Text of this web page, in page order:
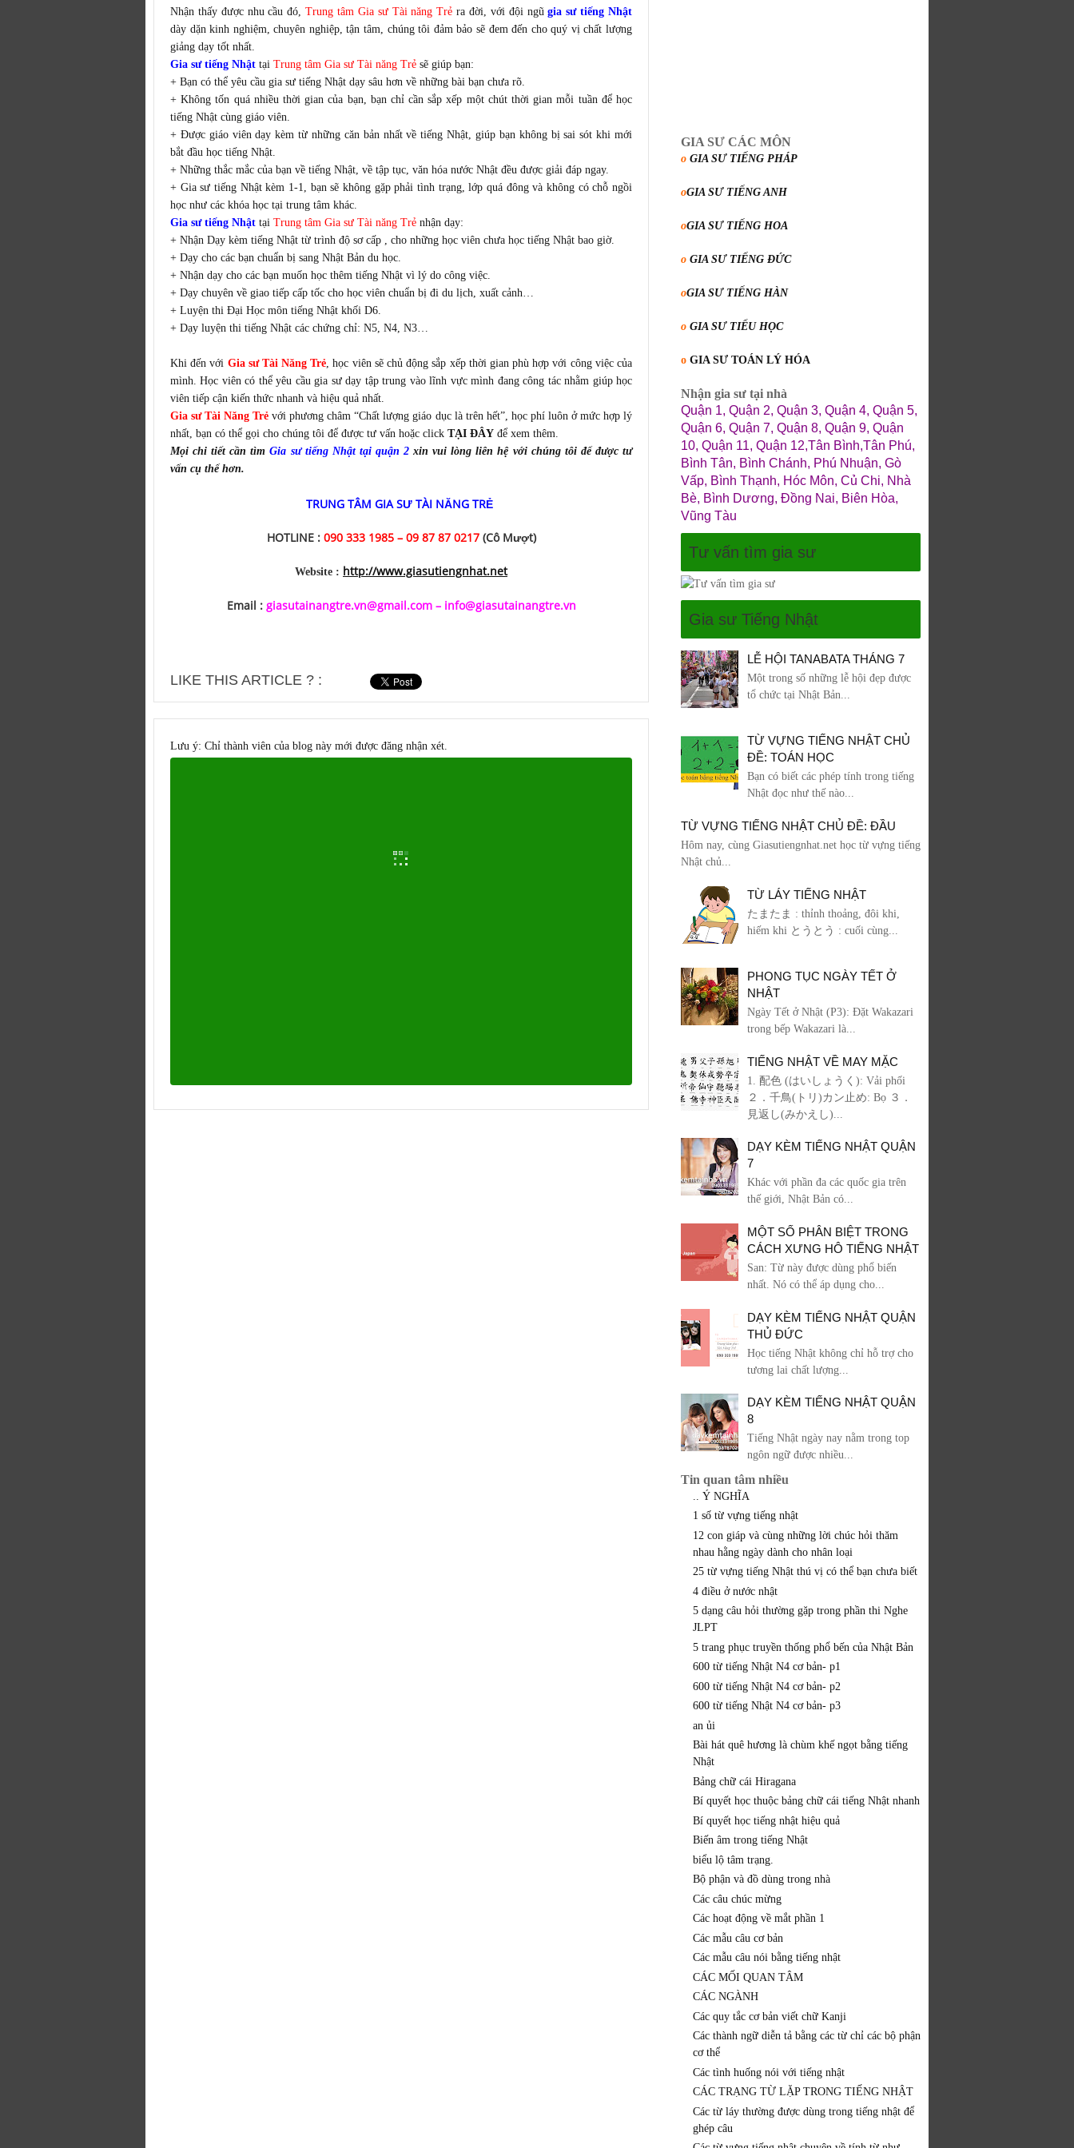
Nhận thấy được nhu cầu đó,Trung tâm Gia sư Tài năng Trẻ ra đời, với đội ngũgia sư tiếng Nhật
dày dặn kinh nghiệm, chuyên nghiệp, tận tâm, chúng tôi đảm bảo sẽ đem đến cho quý vị chất lượng
giảng dạy tốt nhất.
Gia sư tiếng Nhật tại Trung tâm Gia sư Tài năng Trẻ sẽ giúp bạn:
+ Bạn có thể yêu cầu gia sư tiếng Nhật dạy sâu hơn về những bài bạn chưa rõ.
+ Không tốn quá nhiều thời gian của bạn, bạn chỉ cần sắp xếp một chút thời gian mỗi tuần để học
tiếng Nhật cùng giáo viên.
+ Được giáo viên dạy kèm từ những căn bản nhất về tiếng Nhật, giúp bạn không bị sai sót khi mới
bắt đầu học tiếng Nhật.
+ Những thắc mắc của bạn về tiếng Nhật, về tập tục, văn hóa nước Nhật đều được giải đáp ngay.
+ Gia sư tiếng Nhật kèm 1-1, bạn sẽ không gặp phải tình trạng, lớp quá đông và không có chỗ ngồi
học như các khóa học tại trung tâm khác.
Gia sư tiếng Nhật tại Trung tâm Gia sư Tài năng Trẻ nhận dạy:
+ Nhận Dạy kèm tiếng Nhật từ trình độ sơ cấp , cho những học viên chưa học tiếng Nhật bao giờ.
+ Dạy cho các bạn chuẩn bị sang Nhật Bản du học.
+ Nhận dạy cho các bạn muốn học thêm tiếng Nhật vì lý do công việc.
+ Dạy chuyên về giao tiếp cấp tốc cho học viên chuẩn bị đi du lịch, xuất cảnh…
+ Luyện thi Đại Học môn tiếng Nhật khối D6.
+ Dạy luyện thi tiếng Nhật các chứng chỉ: N5, N4, N3…
Khi đến với Gia sư Tài Năng Trẻ , học viên sẽ chủ động sắp xếp thời gian phù hợp với công việc của
mình. Học viên có thể yêu cầu gia sư dạy tập trung vào lĩnh vực mình đang công tác nhằm giúp học
viên tiếp cận kiến thức nhanh và hiệu quả nhất.
Gia sư Tài Năng Trẻ với phương châm “Chất lượng giáo dục là trên hết”, học phí luôn ở mức hợp lý
nhất, bạn có thể gọi cho chúng tôi để được tư vấn hoặc click TẠI ĐÂY để xem thêm.
Mọi chi tiết cần tìmGia sư tiếng Nhật tại quận 2 xin vui lòng liên hệ với chúng tôi để được tư
vấn cụ thể hơn.
TRUNG TÂM GIA SƯ TÀI NĂNG TRẺ
HOTLINE : 090 333 1985 – 09 87 87 0217 (Cô Mượt)
Website : http://www.giasutiengnhat.net
Email : giasutainangtre.vn@gmail.com– info@giasutainangtre.vn
LIKE THIS ARTICLE ? :
Lưu ý: Chỉ thành viên của blog này mới được đăng nhận xét.
GIA SƯ CÁC MÔN
o GIA SƯ TIẾNG PHÁP
oGIA SƯ TIẾNG ANH
oGIA SƯ TIẾNG HOA
o GIA SƯ TIẾNG ĐỨC
oGIA SƯ TIẾNG HÀN
o GIA SƯ TIỂU HỌC
o GIA SƯ TOÁN LÝ HÓA
Nhận gia sư tại nhà
Quận 1, Quận 2, Quận 3, Quận 4, Quận 5,
Quận 6, Quận 7, Quận 8, Quận 9, Quận
10, Quận 11, Quận 12,Tân Bình,Tân Phú,
Bình Tân, Bình Chánh, Phú Nhuận, Gò
Vấp, Bình Thạnh, Hóc Môn, Củ Chi, Nhà
Bè, Bình Dương, Đồng Nai, Biên Hòa,
Vũng Tàu
Tư vấn tìm gia sư
Gia sư Tiếng Nhật
LỄ HỘI TANABATA THÁNG 7
Một trong số những lễ hội đẹp được
tổ chức tại Nhật Bản...
TỪ VỰNG TIẾNG NHẬT CHỦ
ĐỀ: TOÁN HỌC
Bạn có biết các phép tính trong tiếng
Nhật đọc như thế nào...
TỪ VỰNG TIẾNG NHẬT CHỦ ĐỀ: ĐẦU
Hôm nay, cùng Giasutiengnhat.net học từ vựng tiếng
Nhật chủ...
TỪ LÁY TIẾNG NHẬT
たまたま : thỉnh thoảng, đôi khi,
hiếm khi とうとう : cuối cùng...
PHONG TỤC NGÀY TẾT Ở
NHẬT
Ngày Tết ở Nhật (P3): Đặt Wakazari
trong bếp Wakazari là...
TIẾNG NHẬT VỀ MAY MẶC
1. 配色 (はいしょうく): Vải phối
２．千鳥(トリ)カン止め: Bọ ３．
見返し(みかえし)...
DẠY KÈM TIẾNG NHẬT QUẬN
7
Khác với phần đa các quốc gia trên
thế giới, Nhật Bản có...
MỘT SỐ PHÂN BIỆT TRONG
CÁCH XƯNG HÔ TIẾNG NHẬT
San: Từ này được dùng phổ biến
nhất. Nó có thể áp dụng cho...
DẠY KÈM TIẾNG NHẬT QUẬN
THỦ ĐỨC
Học tiếng Nhật không chỉ hỗ trợ cho
tương lai chất lượng...
DẠY KÈM TIẾNG NHẬT QUẬN
8
Tiếng Nhật ngày nay nằm trong top
ngôn ngữ được nhiều...
Tin quan tâm nhiều
.. Ý NGHĨA
1 số từ vựng tiếng nhật
12 con giáp và cùng những lời chúc hỏi thăm
nhau hằng ngày dành cho nhân loại
25 từ vựng tiếng Nhật thú vị có thể bạn chưa biết
4 điều ở nước nhật
5 dạng câu hỏi thường gặp trong phần thi Nghe
JLPT
5 trang phục truyền thống phổ bến của Nhật Bản
600 từ tiếng Nhật N4 cơ bản- p1
600 từ tiếng Nhật N4 cơ bản- p2
600 từ tiếng Nhật N4 cơ bản- p3
an ủi
Bài hát quê hương là chùm khế ngọt bằng tiếng
Nhật
Bảng chữ cái Hiragana
Bí quyết học thuộc bảng chữ cái tiếng Nhật nhanh
Bí quyết học tiếng nhật hiệu quả
Biến âm trong tiếng Nhật
biểu lộ tâm trạng.
Bộ phận và đồ dùng trong nhà
Các câu chúc mừng
Các hoạt động về mắt phần 1
Các mẫu câu cơ bản
Các mẫu câu nói bằng tiếng nhật
CÁC MỐI QUAN TÂM
CÁC NGÀNH
Các quy tắc cơ bản viết chữ Kanji
Các thành ngữ diễn tả bằng các từ chỉ các bộ phận
cơ thể
Các tình huống nói với tiếng nhật
CÁC TRẠNG TỪ LẶP TRONG TIẾNG NHẬT
Các từ láy thường được dùng trong tiếng nhật để
ghép câu